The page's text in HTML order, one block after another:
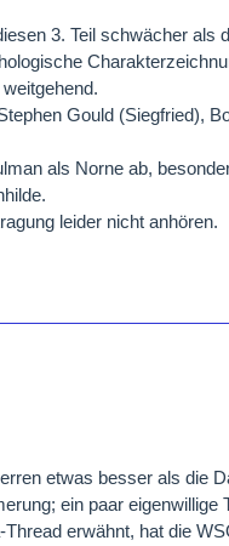
3. Teil schwächer als
Gould (Siegfried),
als Norne ab,
leider nicht anhören.
etwas besser als die
ein paar eigenwillige
erwähnt, hat die